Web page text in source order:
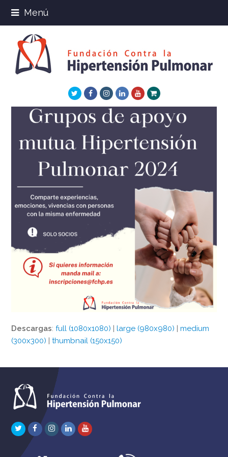
Menú
TwitterFacebookInstagram
LinkedInYoutube
Xing
Descargas:full (1080x1080) |large (980x980) |medium
(300x300) |thumbnail (150x150)
TwitterFacebook
Instagram
LinkedInYoutube